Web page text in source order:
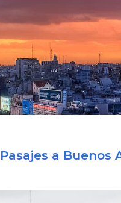
Pasajes a Buenos